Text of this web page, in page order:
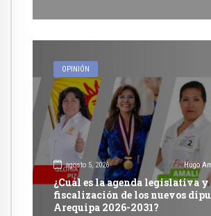
OPINIÓN
agosto 5, 2026 Hugo
¿Cuál es la agenda legislativa y
fiscalización de los nuevos
Arequipa 2026-2031?